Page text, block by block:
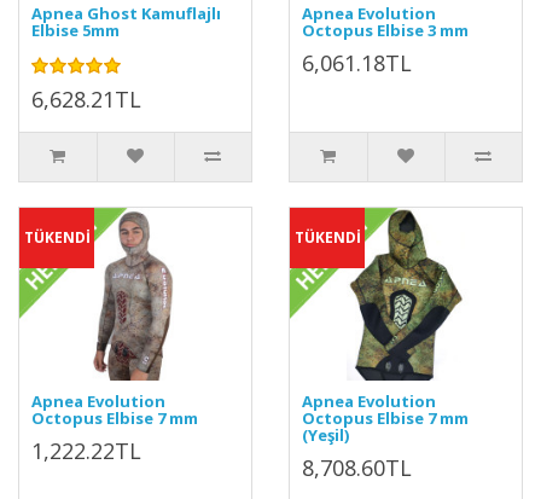
Apnea Ghost Kamuflajlı
Elbise 5mm
6,628.21TL
Apnea Evolution
Octopus Elbise 3 mm
6,061.18TL
TÜKENDİ
Apnea Evolution
Octopus Elbise 7 mm
1,222.22TL
TÜKENDİ
Apnea Evolution
Octopus Elbise 7 mm
(Yeşil)
8,708.60TL